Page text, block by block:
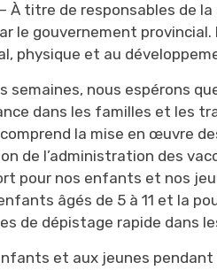
— À titre de responsables
le gouvernement
physique et au
semaines, nous espérons
dans les familles et les
comprend la mise en œuvre
de l’administration des
pour nos enfants et nos
âgés de 5 à 11 et la
de dépistage rapide dans
et aux jeunes